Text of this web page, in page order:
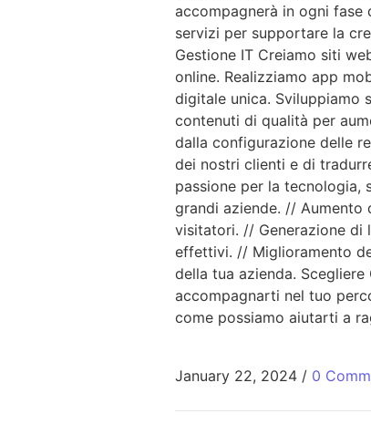
accompagnerà in ogni fase
servizi per supportare la
Gestione IT Creiamo siti
online. Realizziamo app
digitale unica. Sviluppiamo
contenuti di qualità per
dalla configurazione delle
dei nostri clienti e di
passione per la tecnologia,
grandi aziende. //
visitatori. // Generazione di
effettivi. // Miglioramento
della tua azienda.
accompagnarti nel tuo
come possiamo aiutarti a
January 22, 2024 / 0